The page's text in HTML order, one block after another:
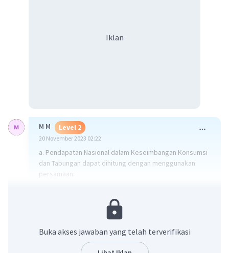
Iklan
M M Level 2
20 November 2023 02:22
a. Pendapatan Nasional dalam Keseimbangan Konsumsi
dan Tabungan dapat dihitung dengan menggunakan
persamaan:
\(Y\) = Pendapatan Nasional
\(C\) = Konsumsi
\(I\) = Investasi
Buka akses jawaban yang telah terverifikasi